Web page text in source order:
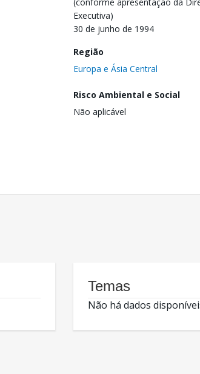
Executiva)
30 de junho de 1994
Região
Europa e Ásia Central
Risco Ambiental e Social
Não aplicável
Temas
Não há dados